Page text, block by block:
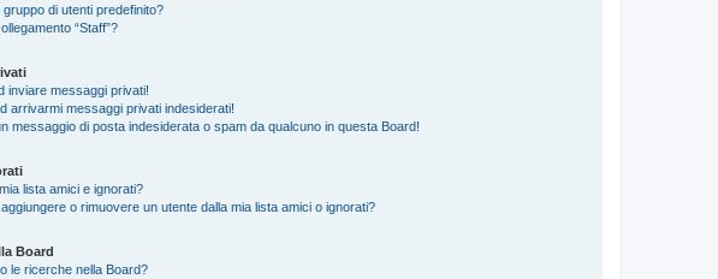
gruppo di utenti predefinito?
“Staff”?
inviare messaggi privati!
arrivarmi messaggi privati indesiderati!
messaggio di posta indesiderata o spam da qualcuno in questa Board!
lista amici e ignorati?
o rimuovere un utente dalla mia lista amici o ignorati?
Board
le ricerche nella Board?